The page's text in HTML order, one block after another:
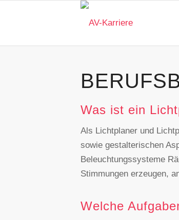
Was ist ein
Als Lichtplaner und
sowie gestalterischen
Beleuchtungssysteme
Stimmungen erzeugen,
Welche